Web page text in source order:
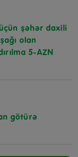
şəhər daxili
olan
5-AZN
götürə